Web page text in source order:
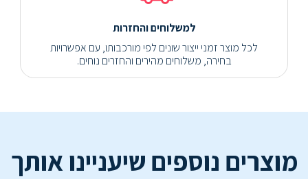
למשלוחים והחזרות
לכל מוצר זמני ייצור שונים לפי מורכבותו, עם אפשרויות
בחירה, משלוחים מהירים והחזרים נוחים.
מוצרים נוספים שיעניינו אותך